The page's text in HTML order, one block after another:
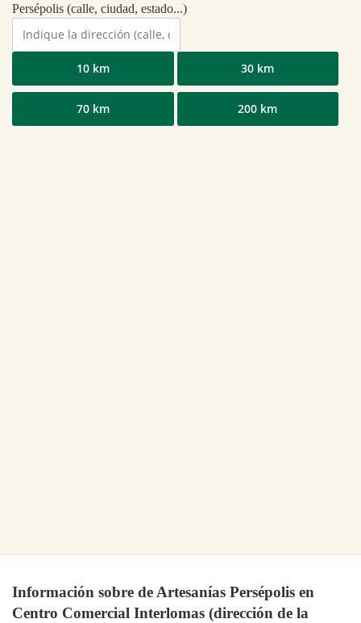
Persépolis (calle, ciudad, estado...)
10 km 30 km
70 km 200 km
Información sobre de Artesanías Persépolis en
Centro Comercial Interlomas (dirección de la